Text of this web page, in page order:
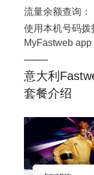
流量余额查询：
使用本机号码
MyFastweb app
——
意大利
套餐介绍